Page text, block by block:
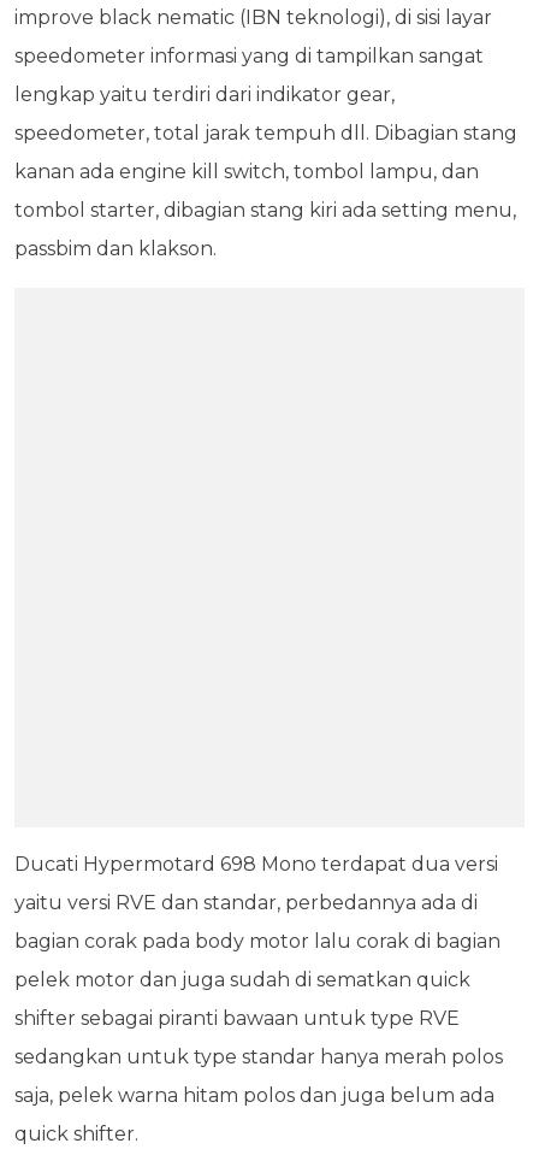
improve black nematic (IBN teknologi), di sisi layar
speedometer informasi yang di tampilkan sangat
lengkap yaitu terdiri dari indikator gear,
speedometer, total jarak tempuh dll. Dibagian stang
kanan ada engine kill switch, tombol lampu, dan
tombol starter, dibagian stang kiri ada setting menu,
passbim dan klakson.
Ducati Hypermotard 698 Mono terdapat dua versi
yaitu versi RVE dan standar, perbedannya ada di
bagian corak pada body motor lalu corak di bagian
pelek motor dan juga sudah di sematkan quick
shifter sebagai piranti bawaan untuk type RVE
sedangkan untuk type standar hanya merah polos
saja, pelek warna hitam polos dan juga belum ada
quick shifter.